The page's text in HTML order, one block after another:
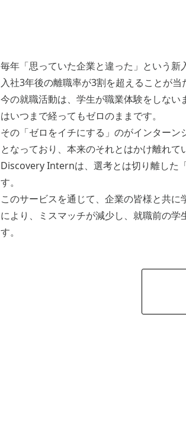
毎年「思っていた企業と違った」という新
入社3年後の離職率が3割を超えることが
今の就職活動は、学生が職業体験をしな
はいつまで経ってもゼロのままです。
その「ゼロをイチにする」のがインターン
となっており、本来のそれとはかけ離れて
Discovery Internは、選考とは切り離した
す。
このサービスを通じて、企業の皆様と共
により、ミスマッチが減少し、就職前の
す。